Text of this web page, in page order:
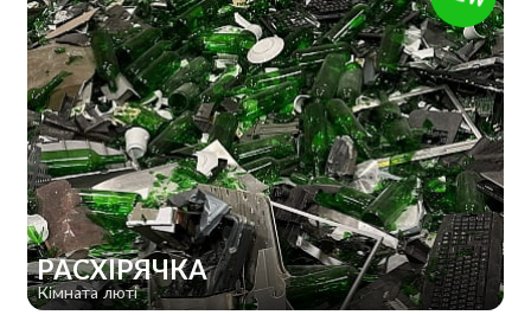
РАСХІРЯЧКА
Кімната люті